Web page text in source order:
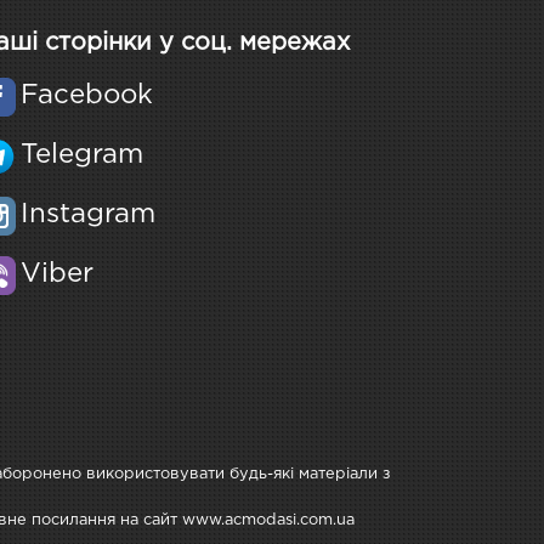
сторінки у соц. мережах
Facebook
Telegram
Instagram
Viber
використовувати будь-які матеріали з
посилання на сайт www.acmodasi.com.ua